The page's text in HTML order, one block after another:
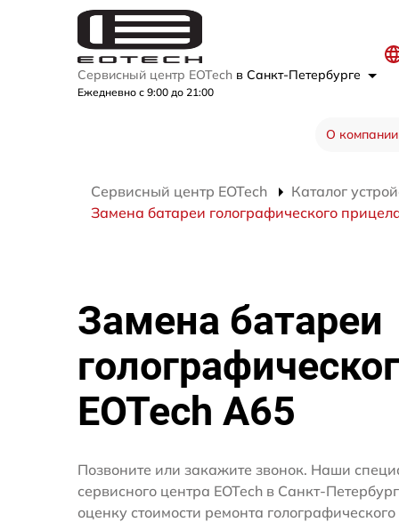
Сервисный центр EOTech в Санкт-Петербурге
Ежедневно с 9:00 до 21:00
О компании
Сервисный центр EOTech Каталог
Замена батареи голографического
Замена батареи
EOTech A65
Позвоните или закажите звонок. Наши
сервисного центра EOTech в Санкт-
оценку стоимости ремонта